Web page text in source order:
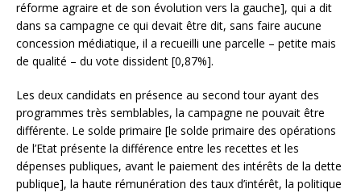
réforme agraire et de son évolution vers la gauche], qui a dit
dans sa campagne ce qui devait être dit, sans faire aucune
concession médiatique, il a recueilli une parcelle – petite mais
de qualité – du vote dissident [0,87%].
Les deux candidats en présence au second tour ayant des
programmes très semblables, la campagne ne pouvait être
différente. Le solde primaire [le solde primaire des opérations
de l’Etat présente la différence entre les recettes et les
dépenses publiques, avant le paiement des intérêts de la dette
publique], la haute rémunération des taux d’intérêt, la politique